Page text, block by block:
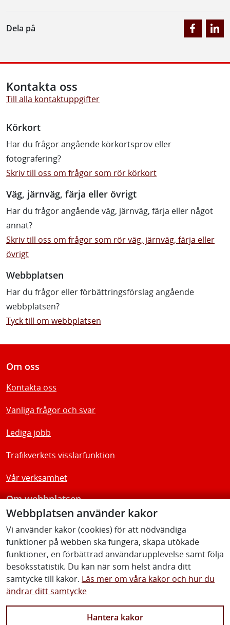
Dela på
Webbplatsen använder kakor
Vi använder kakor (cookies) för att nödvändiga
funktioner på webben ska fungera, skapa utökade
funktioner, en förbättrad användarupplevelse samt följa
besöksstatistik. Du kan när som helst ändra ditt
samtycke till kakor. Läs mer om våra kakor och hur du
ändrar ditt samtycke
Hantera kakor
Kontakta oss
Till alla kontaktuppgifter
Körkort
Har du frågor angående körkortsprov eller
fotografering?
Skriv till oss om frågor som rör körkort
Väg, järnväg, färja eller övrigt
Har du frågor angående väg, järnväg, färja eller något
annat?
Skriv till oss om frågor som rör väg, järnväg, färja eller
övrigt
Webbplatsen
Har du frågor eller förbättringsförslag angående
webbplatsen?
Tyck till om webbplatsen
Om oss
Kontakta oss
Vanliga frågor och svar
Lediga jobb
Trafikverkets visslarfunktion
Vår verksamhet
Om webbplatsen
Tillgänglighetsredogörelse
Följ oss
Facebook Youtube